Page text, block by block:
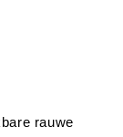
rauwe